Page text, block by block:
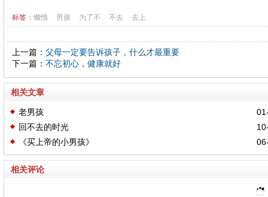
标签： 懒惰 男孩 为了不 不去 去上
上一篇： 父母一定要告诉孩子，什么才最重要
下一篇： 不忘初心，健康就好
相关文章
老男孩
回不去的时光
《买上帝的小男孩》
相关评论